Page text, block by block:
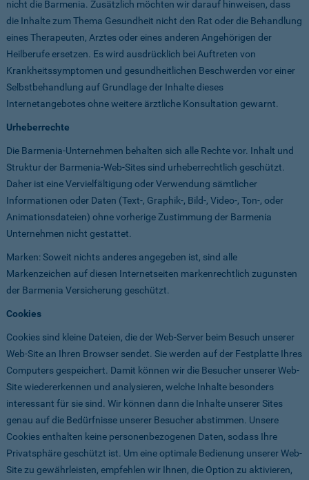
nicht die Barmenia. Zusätzlich möchten wir darauf hinweisen, dass
die Inhalte zum Thema Gesundheit nicht den Rat oder die Behandlung
eines Therapeuten, Arztes oder eines anderen Angehörigen der
Heilberufe ersetzen. Es wird ausdrücklich bei Auftreten von
Krankheitssymptomen und gesundheitlichen Beschwerden vor einer
Selbstbehandlung auf Grundlage der Inhalte dieses
Internetangebotes ohne weitere ärztliche Konsultation gewarnt.
Urheberrechte
Die Barmenia-Unternehmen behalten sich alle Rechte vor. Inhalt und
Struktur der Barmenia-Web-Sites sind urheberrechtlich geschützt.
Daher ist eine Vervielfältigung oder Verwendung sämtlicher
Informationen oder Daten (Text-, Graphik-, Bild-, Video-, Ton-, oder
Animationsdateien) ohne vorherige Zustimmung der Barmenia
Unternehmen nicht gestattet.
Marken: Soweit nichts anderes angegeben ist, sind alle
Markenzeichen auf diesen Internetseiten markenrechtlich zugunsten
der Barmenia Versicherung geschützt.
Cookies
Cookies sind kleine Dateien, die der Web-Server beim Besuch unserer
Web-Site an Ihren Browser sendet. Sie werden auf der Festplatte Ihres
Computers gespeichert. Damit können wir die Besucher unserer Web-
Site wiedererkennen und analysieren, welche Inhalte besonders
interessant für sie sind. Wir können dann die Inhalte unserer Sites
genau auf die Bedürfnisse unserer Besucher abstimmen. Unsere
Cookies enthalten keine personenbezogenen Daten, sodass Ihre
Privatsphäre geschützt ist. Um eine optimale Bedienung unserer Web-
Site zu gewährleisten, empfehlen wir Ihnen, die Option zu aktivieren,